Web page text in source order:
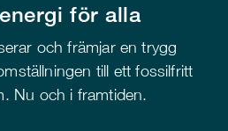
för alla
och främjar en trygg
till ett fossilfritt
Nu och i framtiden.